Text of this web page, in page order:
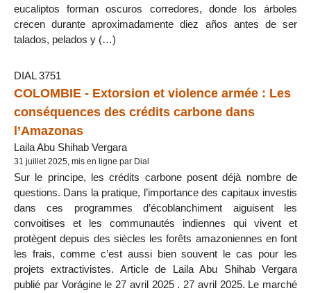
eucaliptos forman oscuros corredores, donde los árboles
crecen durante aproximadamente diez años antes de ser
talados, pelados y (…)
DIAL 3751
COLOMBIE - Extorsion et violence armée : Les
conséquences des crédits carbone dans
l’Amazonas
Laila Abu Shihab Vergara
31 juillet 2025, mis en ligne par Dial
Sur le principe, les crédits carbone posent déjà nombre de
questions. Dans la pratique, l’importance des capitaux investis
dans ces programmes d’écoblanchiment aiguisent les
convoitises et les communautés indiennes qui vivent et
protègent depuis des siècles les forêts amazoniennes en font
les frais, comme c’est aussi bien souvent le cas pour les
projets extractivistes. Article de Laila Abu Shihab Vergara
publié par Vorágine le 27 avril 2025 . 27 avril 2025. Le marché